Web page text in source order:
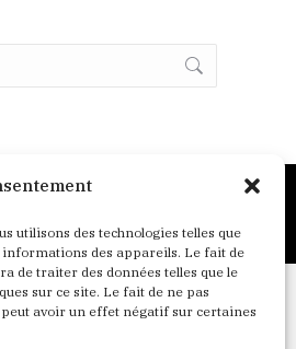
utilisons des technologies telles que
informations des appareils. Le fait de
de traiter des données telles que le
sur ce site. Le fait de ne pas
avoir un effet négatif sur certaines